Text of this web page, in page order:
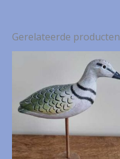
Gerelateerde producten